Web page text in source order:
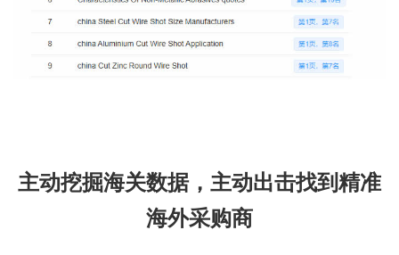
主动挖掘海关数据，主动出击找到精准
海外采购商